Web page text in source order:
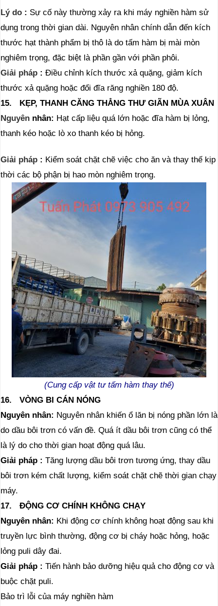
Lý do : Sự cố này thường xảy ra khi máy nghiền hàm sử
dụng trong thời gian dài. Nguyên nhân chính dẫn đến kích
thước hạt thành phẩm bị thô là do tấm hàm bị mài mòn
nghiêm trọng, đặc biệt là phần gần với phần phôi.
Giải pháp : Điều chỉnh kích thước xả quặng, giảm kích
thước xả quặng hoặc đổi đĩa răng nghiền 180 độ.
15.
KẸP, THANH CĂNG THẲNG THƯ GIÃN MÙA XUÂN
Nguyên nhân: Hạt cấp liệu quá lớn hoặc đĩa hàm bị lỏng,
thanh kéo hoặc lò xo thanh kéo bị hỏng.
Giải pháp : Kiểm soát chặt chẽ việc cho ăn và thay thế kịp
thời các bộ phận bị hao mòn nghiêm trọng.
(Cung cấp vật tư tấm hàm thay thế)
16.
VÒNG BI CÁN NÓNG
Nguyên nhân: Nguyên nhân khiến ổ lăn bị nóng phần lớn là
do dầu bôi trơn có vấn đề. Quá ít dầu bôi trơn cũng có thể
là lý do cho thời gian hoạt động quá lâu.
Giải pháp : Tăng lượng dầu bôi trơn tương ứng, thay dầu
bôi trơn kém chất lượng, kiểm soát chặt chẽ thời gian chạy
máy.
17.
ĐỘNG CƠ CHÍNH KHÔNG CHẠY
Nguyên nhân: Khi động cơ chính không hoạt động sau khi
truyền lực bình thường, động cơ bị cháy hoặc hỏng, hoặc
lỏng puli dây đai.
Giải pháp : Tiến hành bảo dưỡng hiệu quả cho động cơ và
buộc chặt puli.
Bảo trì lỗi của máy nghiền hàm